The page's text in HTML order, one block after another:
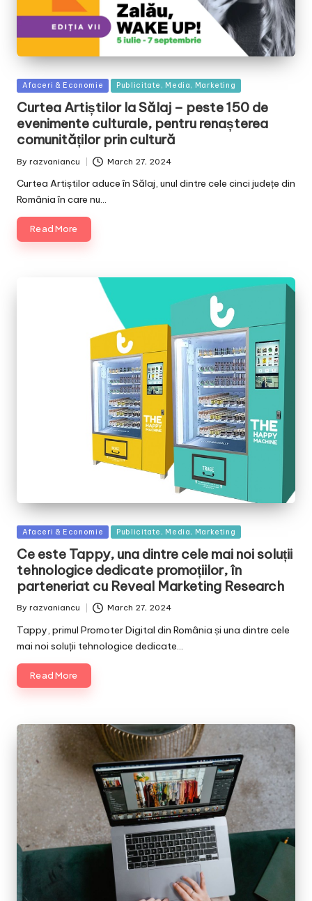
Posted
Afaceri & Economie Publicitate, Media, Marketing
Curtea Artiștilor la Sălaj – peste 150 de
evenimente culturale, pentru renașterea
comunităților prin cultură
Posted
By razvaniancu March 27, 2024
Curtea Artiștilor aduce în Sălaj, unul dintre cele cinci județe din
România în care nu…
Read More
Posted
Afaceri & Economie Publicitate, Media, Marketing
Ce este Tappy, una dintre cele mai noi soluții
tehnologice dedicate promoțiilor, în
parteneriat cu Reveal Marketing Research
Posted
By razvaniancu March 27, 2024
Tappy, primul Promoter Digital din România și una dintre cele
mai noi soluții tehnologice dedicate…
Read More